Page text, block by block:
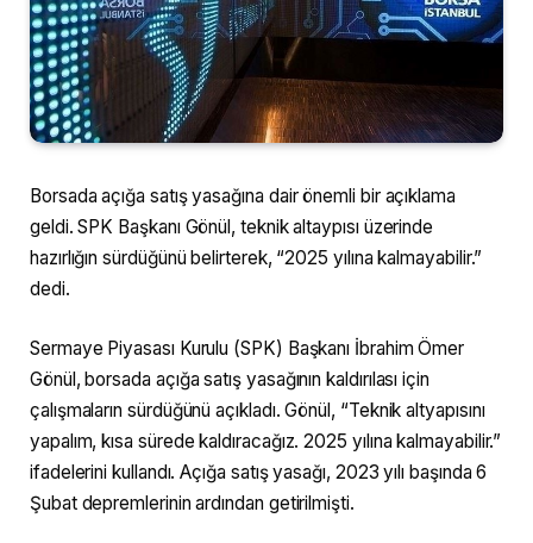
Borsada açığa satış yasağına dair önemli bir açıklama
geldi. SPK Başkanı Gönül, teknik altaypısı üzerinde
hazırlığın sürdüğünü belirterek, “2025 yılına kalmayabilir.”
dedi.
Sermaye Piyasası Kurulu (SPK) Başkanı İbrahim Ömer
Gönül, borsada açığa satış yasağının kaldırılası için
çalışmaların sürdüğünü açıkladı. Gönül, “Teknik altyapısını
yapalım, kısa sürede kaldıracağız. 2025 yılına kalmayabilir.”
ifadelerini kullandı. Açığa satış yasağı, 2023 yılı başında 6
Şubat depremlerinin ardından getirilmişti.